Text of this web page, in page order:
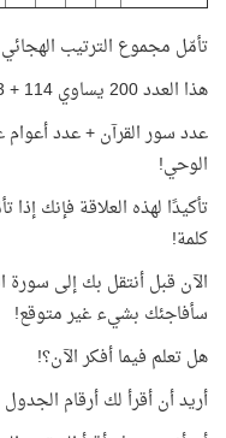
تأمّل مجموع الترتيب الهجائي
هذا العدد 200 يساوي 114 + 63 + 23
عدد سور القرآن + عدد أعوام
الوحي!
كلمة!
الآن قبل أنتقل بك إلى سورة
سأفاجئك بشيء غير متوقع!
هل تعلم فيما أفكر الآن؟!
أريد أن أقرأ لك أرقام